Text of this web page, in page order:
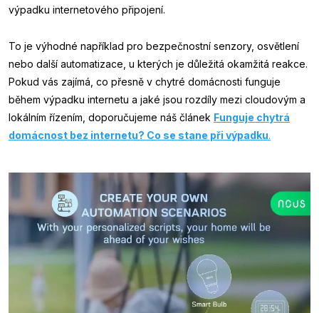
výpadku internetového připojení.
To je výhodné například pro bezpečnostní senzory, osvětlení
nebo další automatizace, u kterých je důležitá okamžitá reakce.
Pokud vás zajímá, co přesně v chytré domácnosti funguje
během výpadku internetu a jaké jsou rozdíly mezi cloudovým a
lokálním řízením, doporučujeme náš článek Funguje chytrá
domácnost bez internetu? Co se stane při výpadku.